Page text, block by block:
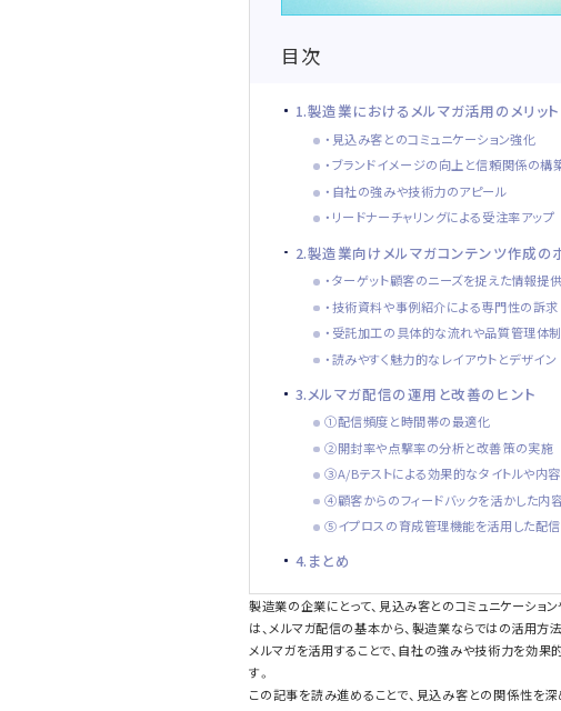
目次
1.製造業におけるメルマガ活用のメリット
・見込み客とのコミュニケーション強化
・ブランドイメージの向上と信頼関係の構
・自社の強みや技術力のアピール
・リードナーチャリングによる受注率アップ
2.製造業向けメルマガコンテンツ作成の
・ターゲット顧客のニーズを捉えた情報提供
・技術資料や事例紹介による専門性の訴求
・受託加工の具体的な流れや品質管理体
・読みやすく魅力的なレイアウトとデザイン
3.メルマガ配信の運用と改善のヒント
①配信頻度と時間帯の最適化
②開封率や点撃率の分析と改善策の実施
③A/Bテストによる効果的なタイトルや内
④顧客からのフィードバックを活かした内
⑤イプロスの育成管理機能を活用した配信
4.まとめ
製造業の企業にとって、見込み客とのコミュニケーシ
は、メルマガ配信の基本から、製造業ならではの活用方
メルマガを活用することで、自社の強みや技術力を効果
す。
この記事を読み進めることで、見込み客との関係性を